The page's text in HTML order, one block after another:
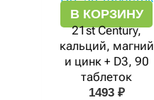
В КОРЗИНУ
21st Century,
кальций, магний
и цинк + D3, 90
таблеток
1493 ₽